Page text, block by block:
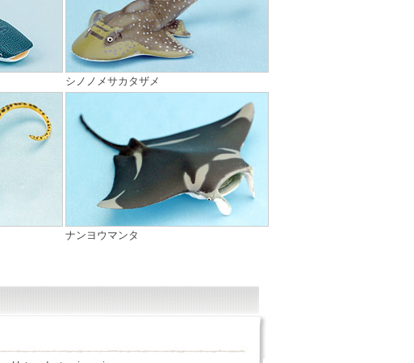
シノノメサカタザメ
ナンヨウマンタ